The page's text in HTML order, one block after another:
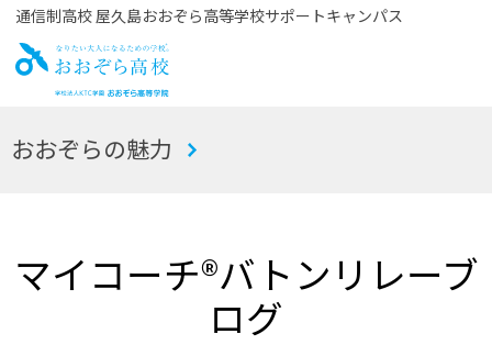
通信制高校 屋久島おおぞら高等学校サポートキャンパス
お
おおぞらの魅力
マイコーチ®バトンリレーブ
ログ